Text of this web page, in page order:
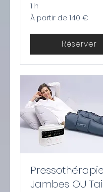
1 h
À
partir
À partir de 140 €
Réserver
Pressothérapie
Jambes OU